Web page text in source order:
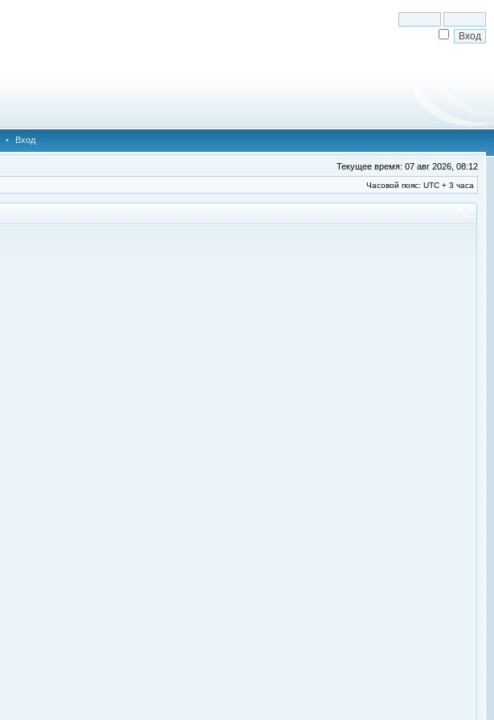
• Вход
Текущее время: 07 авг 2026, 08:12
Часовой пояс: UTC + 3 часа